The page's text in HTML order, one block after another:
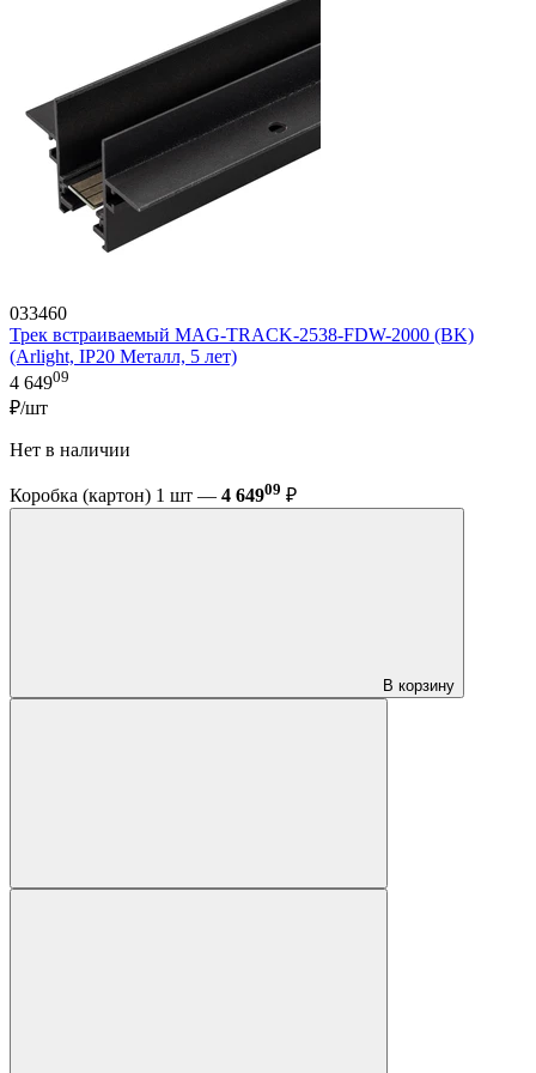
033460
Трек встраиваемый MAG-TRACK-2538-FDW-2000 (BK)
(Arlight, IP20 Металл, 5 лет)
4 64909
₽/шт
Нет в наличии
Коробка (картон) 1 шт — 4 64909 ₽
В корзину